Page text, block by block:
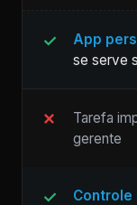
App
se serve
Tarefa
gerente